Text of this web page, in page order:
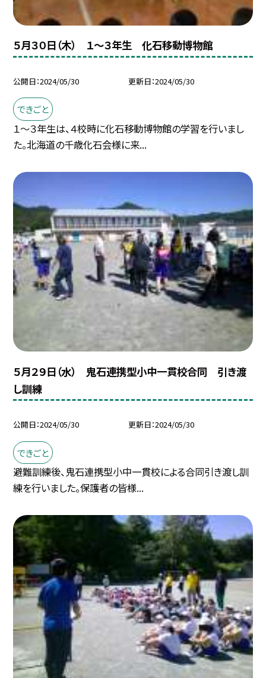
５月３０日（木） １〜３年生 化石移動博物館
公開日 2024/05/30 更新日 2024/05/30
できごと
１〜３年生は、４校時に化石移動博物館の学習を行いまし
た。北海道の千歳化石会様に来...
５月２９日（水） 鬼石連携型小中一貫校合同 引き渡
し訓練
公開日 2024/05/30 更新日 2024/05/30
できごと
避難訓練後、鬼石連携型小中一貫校による合同引き渡し訓
練を行いました。保護者の皆様...